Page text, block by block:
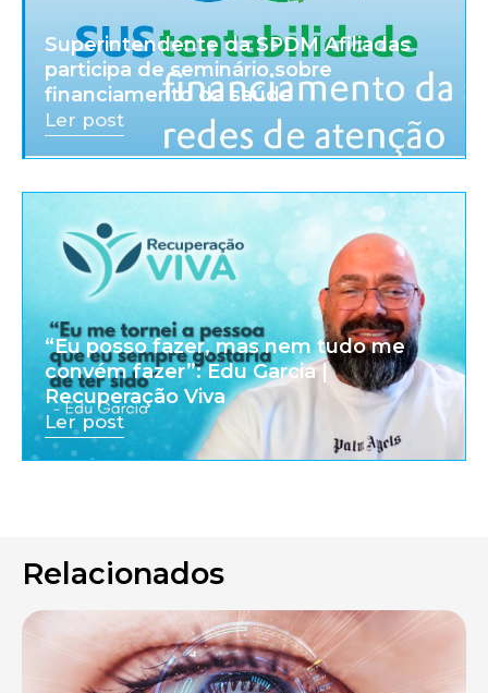
Superintendente da SPDM Afiliadas
participa de seminário sobre
financiamento da saúde
Ler post
“Eu posso fazer, mas nem tudo me
convém fazer”: Edu Garcia |
Recuperação Viva
Ler post
Relacionados